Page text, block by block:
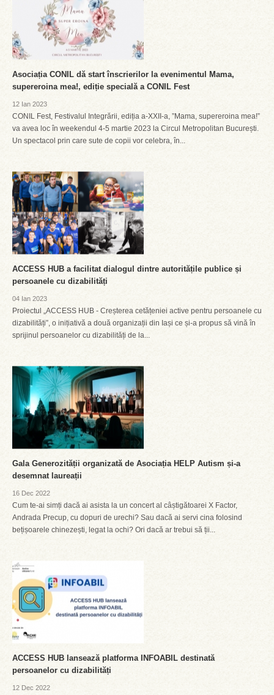
Asociația CONIL dă start înscrierilor la evenimentul Mama,
supereroina mea!, ediție specială a CONIL Fest
12 Ian 2023
CONIL Fest, Festivalul Integrării, ediția a-XXII-a, ”Mama, supereroina mea!”
va avea loc în weekendul 4-5 martie 2023 la Circul Metropolitan București.
Un spectacol prin care sute de copii vor celebra, în...
ACCESS HUB a facilitat dialogul dintre autoritățile publice și
persoanele cu dizabilități
04 Ian 2023
Proiectul „ACCESS HUB - Creșterea cetățeniei active pentru persoanele cu
dizabilități”, o inițiativă a două organizații din Iași ce și-a propus să vină în
sprijinul persoanelor cu dizabilități de la...
Gala Generozității organizată de Asociația HELP Autism și-a
desemnat laureații
16 Dec 2022
Cum te-ai simți dacă ai asista la un concert al câștigătoarei X Factor,
Andrada Precup, cu dopuri de urechi? Sau dacă ai servi cina folosind
bețișoarele chinezești, legat la ochi? Ori dacă ar trebui să ții...
ACCESS HUB lansează platforma INFOABIL destinată
persoanelor cu dizabilități
12 Dec 2022